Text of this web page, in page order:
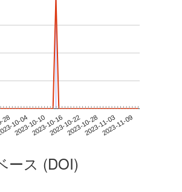
10-04
2023-10-102023-10-162023-10-222023-10-282023-11-032023-11-09
ース (DOI)